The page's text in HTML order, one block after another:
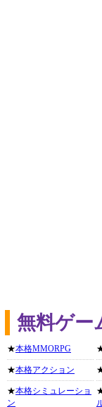
無料ゲー
★本格MMORPG
★本格アクション
★本格シミュレーショ
ン